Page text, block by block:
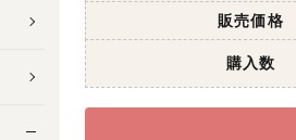
販売価格
購入数